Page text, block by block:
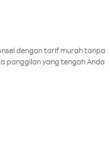
dengan tarif murah tanpa
panggilan yang tengah Anda